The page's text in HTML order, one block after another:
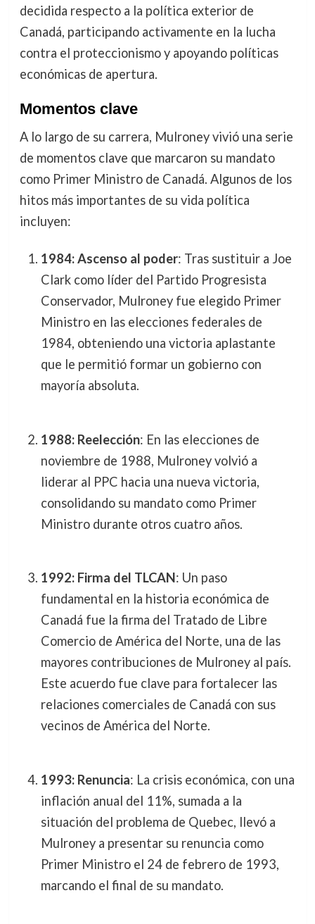
decidida respecto a la política exterior de
Canadá, participando activamente en la lucha
contra el proteccionismo y apoyando políticas
económicas de apertura.
Momentos clave
A lo largo de su carrera, Mulroney vivió una serie
de momentos clave que marcaron su mandato
como Primer Ministro de Canadá. Algunos de los
hitos más importantes de su vida política
incluyen:
1984: Ascenso al poder: Tras sustituir a Joe
Clark como líder del Partido Progresista
Conservador, Mulroney fue elegido Primer
Ministro en las elecciones federales de
1984, obteniendo una victoria aplastante
que le permitió formar un gobierno con
mayoría absoluta.
1988: Reelección: En las elecciones de
noviembre de 1988, Mulroney volvió a
liderar al PPC hacia una nueva victoria,
consolidando su mandato como Primer
Ministro durante otros cuatro años.
1992: Firma del TLCAN: Un paso
fundamental en la historia económica de
Canadá fue la firma del Tratado de Libre
Comercio de América del Norte, una de las
mayores contribuciones de Mulroney al país.
Este acuerdo fue clave para fortalecer las
relaciones comerciales de Canadá con sus
vecinos de América del Norte.
1993: Renuncia: La crisis económica, con una
inflación anual del 11%, sumada a la
situación del problema de Quebec, llevó a
Mulroney a presentar su renuncia como
Primer Ministro el 24 de febrero de 1993,
marcando el final de su mandato.